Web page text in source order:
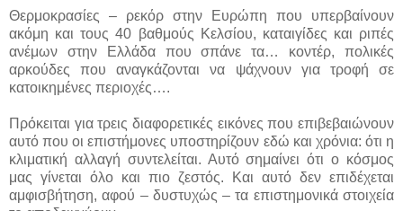
Θερμοκρασίες – ρεκόρ στην Ευρώπη που υπερβαίνουν
ακόμη και τους 40 βαθμούς Κελσίου, καταιγίδες και ριπές
ανέμων στην Ελλάδα που σπάνε τα… κοντέρ, πολικές
αρκούδες που αναγκάζονται να ψάχνουν για τροφή σε
κατοικημένες περιοχές….
Πρόκειται για τρεις διαφορετικές εικόνες που επιβεβαιώνουν
αυτό που οι επιστήμονες υποστηρίζουν εδώ και χρόνια: ότι η
κλιματική αλλαγή συντελείται. Αυτό σημαίνει ότι ο κόσμος
μας γίνεται όλο και πιο ζεστός. Και αυτό δεν επιδέχεται
αμφισβήτηση, αφού – δυστυχώς – τα επιστημονικά στοιχεία